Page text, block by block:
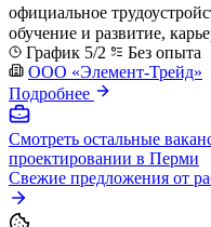
официальное
обучение и развитие,
График 5/2
Без опыта
ООО «Элемент-Трейд»
Подробнее
Смотреть остальные
проектировании в Перми
Свежие предложения от